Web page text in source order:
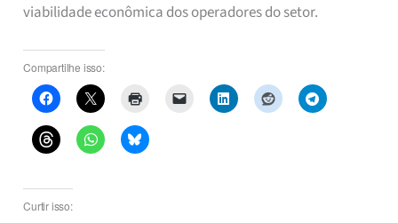
viabilidade econômica dos operadores do setor.
Compartilhe isso:
Curtir isso: